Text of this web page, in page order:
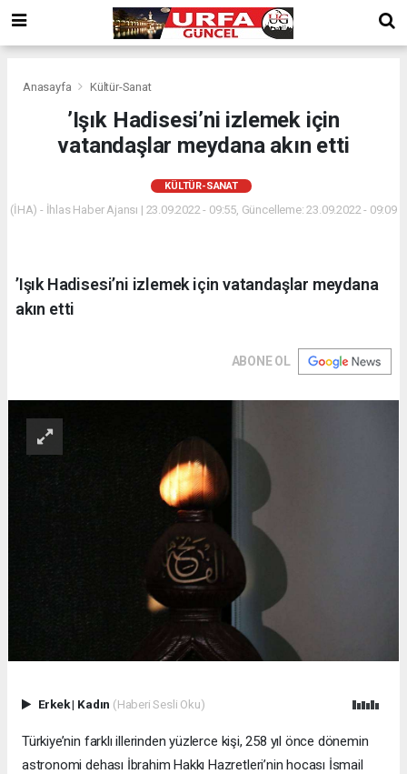
Anasayfa Kültür-Sanat
’Işık Hadisesi’ni izlemek için
vatandaşlar meydana akın etti
KÜLTÜR-SANAT
(İHA) - İhlas Haber Ajansı | 23.09.2022 - 09:55, Güncelleme: 23.09.2022 - 09:09
’Işık Hadisesi’ni izlemek için vatandaşlar meydana
akın etti
ABONE OL
Erkek| Kadın (Haberi Sesli Oku)
Türkiye’nin farklı illerinden yüzlerce kişi, 258 yıl önce dönemin
astronomi dehası İbrahim Hakkı Hazretleri’nin hocası İsmail